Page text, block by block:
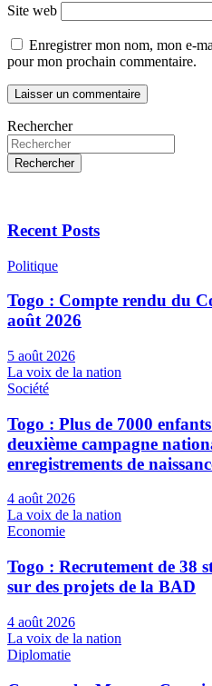
Site web
Enregistrer mon nom, mon e-
pour mon prochain commentaire.
Rechercher
Rechercher
Recent Posts
Politique
Togo : Compte rendu du
août 2026
5 août 2026
La voix de la nation
Société
Togo : Plus de 7000
deuxième campagne
enregistrements de
4 août 2026
La voix de la nation
Economie
Togo : Recrutement de 38
sur des projets de la BAD
4 août 2026
La voix de la nation
Diplomatie